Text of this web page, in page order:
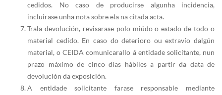
cedidos. No caso de producirse algunha incidencia,
incluirase unha nota sobre ela na citada acta.
Trala devolución, revisarase polo miúdo o estado de todo o
material cedido. En caso do deterioro ou extravío dalgún
material, o CEIDA comunicarallo á entidade solicitante, nun
prazo máximo de cinco días hábiles a partir da data de
devolución da exposición.
A entidade solicitante farase responsable mediante